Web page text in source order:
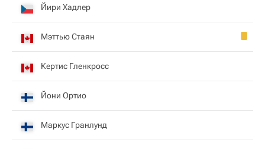
Йири Хадлер
Мэттью Стаян
Кертис Гленкросс
Йони Ортио
Маркус Гранлунд